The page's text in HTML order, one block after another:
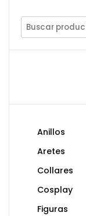
Anillos
Aretes
Collares
Cosplay
Figuras